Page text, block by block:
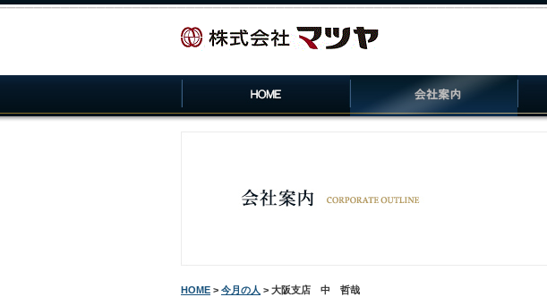
HOME > 今月の人 > 大阪支店 中 哲哉